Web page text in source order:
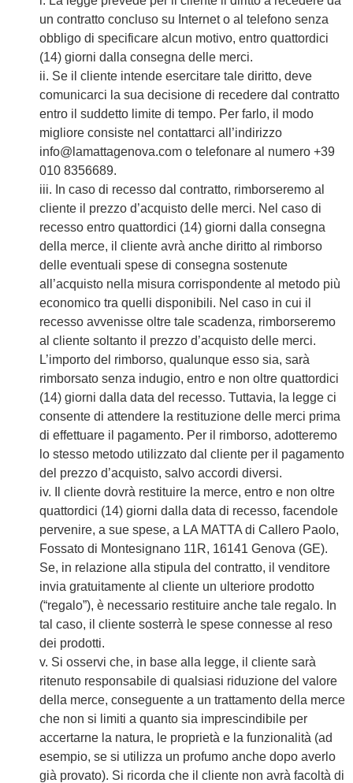
un contratto concluso su Internet o al telefono senza
obbligo di specificare alcun motivo, entro quattordici
(14) giorni dalla consegna delle merci.
ii. Se il cliente intende esercitare tale diritto, deve
comunicarci la sua decisione di recedere dal contratto
entro il suddetto limite di tempo. Per farlo, il modo
migliore consiste nel contattarci all’indirizzo
info@lamattagenova.com o telefonare al numero +39
010 8356689.
iii. In caso di recesso dal contratto, rimborseremo al
cliente il prezzo d’acquisto delle merci. Nel caso di
recesso entro quattordici (14) giorni dalla consegna
della merce, il cliente avrà anche diritto al rimborso
delle eventuali spese di consegna sostenute
all’acquisto nella misura corrispondente al metodo più
economico tra quelli disponibili. Nel caso in cui il
recesso avvenisse oltre tale scadenza, rimborseremo
al cliente soltanto il prezzo d’acquisto delle merci.
L’importo del rimborso, qualunque esso sia, sarà
rimborsato senza indugio, entro e non oltre quattordici
(14) giorni dalla data del recesso. Tuttavia, la legge ci
consente di attendere la restituzione delle merci prima
di effettuare il pagamento. Per il rimborso, adotteremo
lo stesso metodo utilizzato dal cliente per il pagamento
del prezzo d’acquisto, salvo accordi diversi.
iv. Il cliente dovrà restituire la merce, entro e non oltre
quattordici (14) giorni dalla data di recesso, facendole
pervenire, a sue spese, a LA MATTA di Callero Paolo,
Fossato di Montesignano 11R, 16141 Genova (GE).
Se, in relazione alla stipula del contratto, il venditore
invia gratuitamente al cliente un ulteriore prodotto
(“regalo”), è necessario restituire anche tale regalo. In
tal caso, il cliente sosterrà le spese connesse al reso
dei prodotti.
v. Si osservi che, in base alla legge, il cliente sarà
ritenuto responsabile di qualsiasi riduzione del valore
della merce, conseguente a un trattamento della merce
che non si limiti a quanto sia imprescindibile per
accertarne la natura, le proprietà e la funzionalità (ad
esempio, se si utilizza un profumo anche dopo averlo
già provato). Si ricorda che il cliente non avrà facoltà di